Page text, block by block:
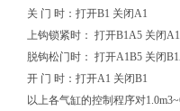
关 门 时：打开B1 关闭A1
上钩锁紧时： 打开B1A5 关闭
脱钩松门时： 打开A1B5 关闭
开 门 时：打开A1 关闭B1
以上各气缸的控制程序对